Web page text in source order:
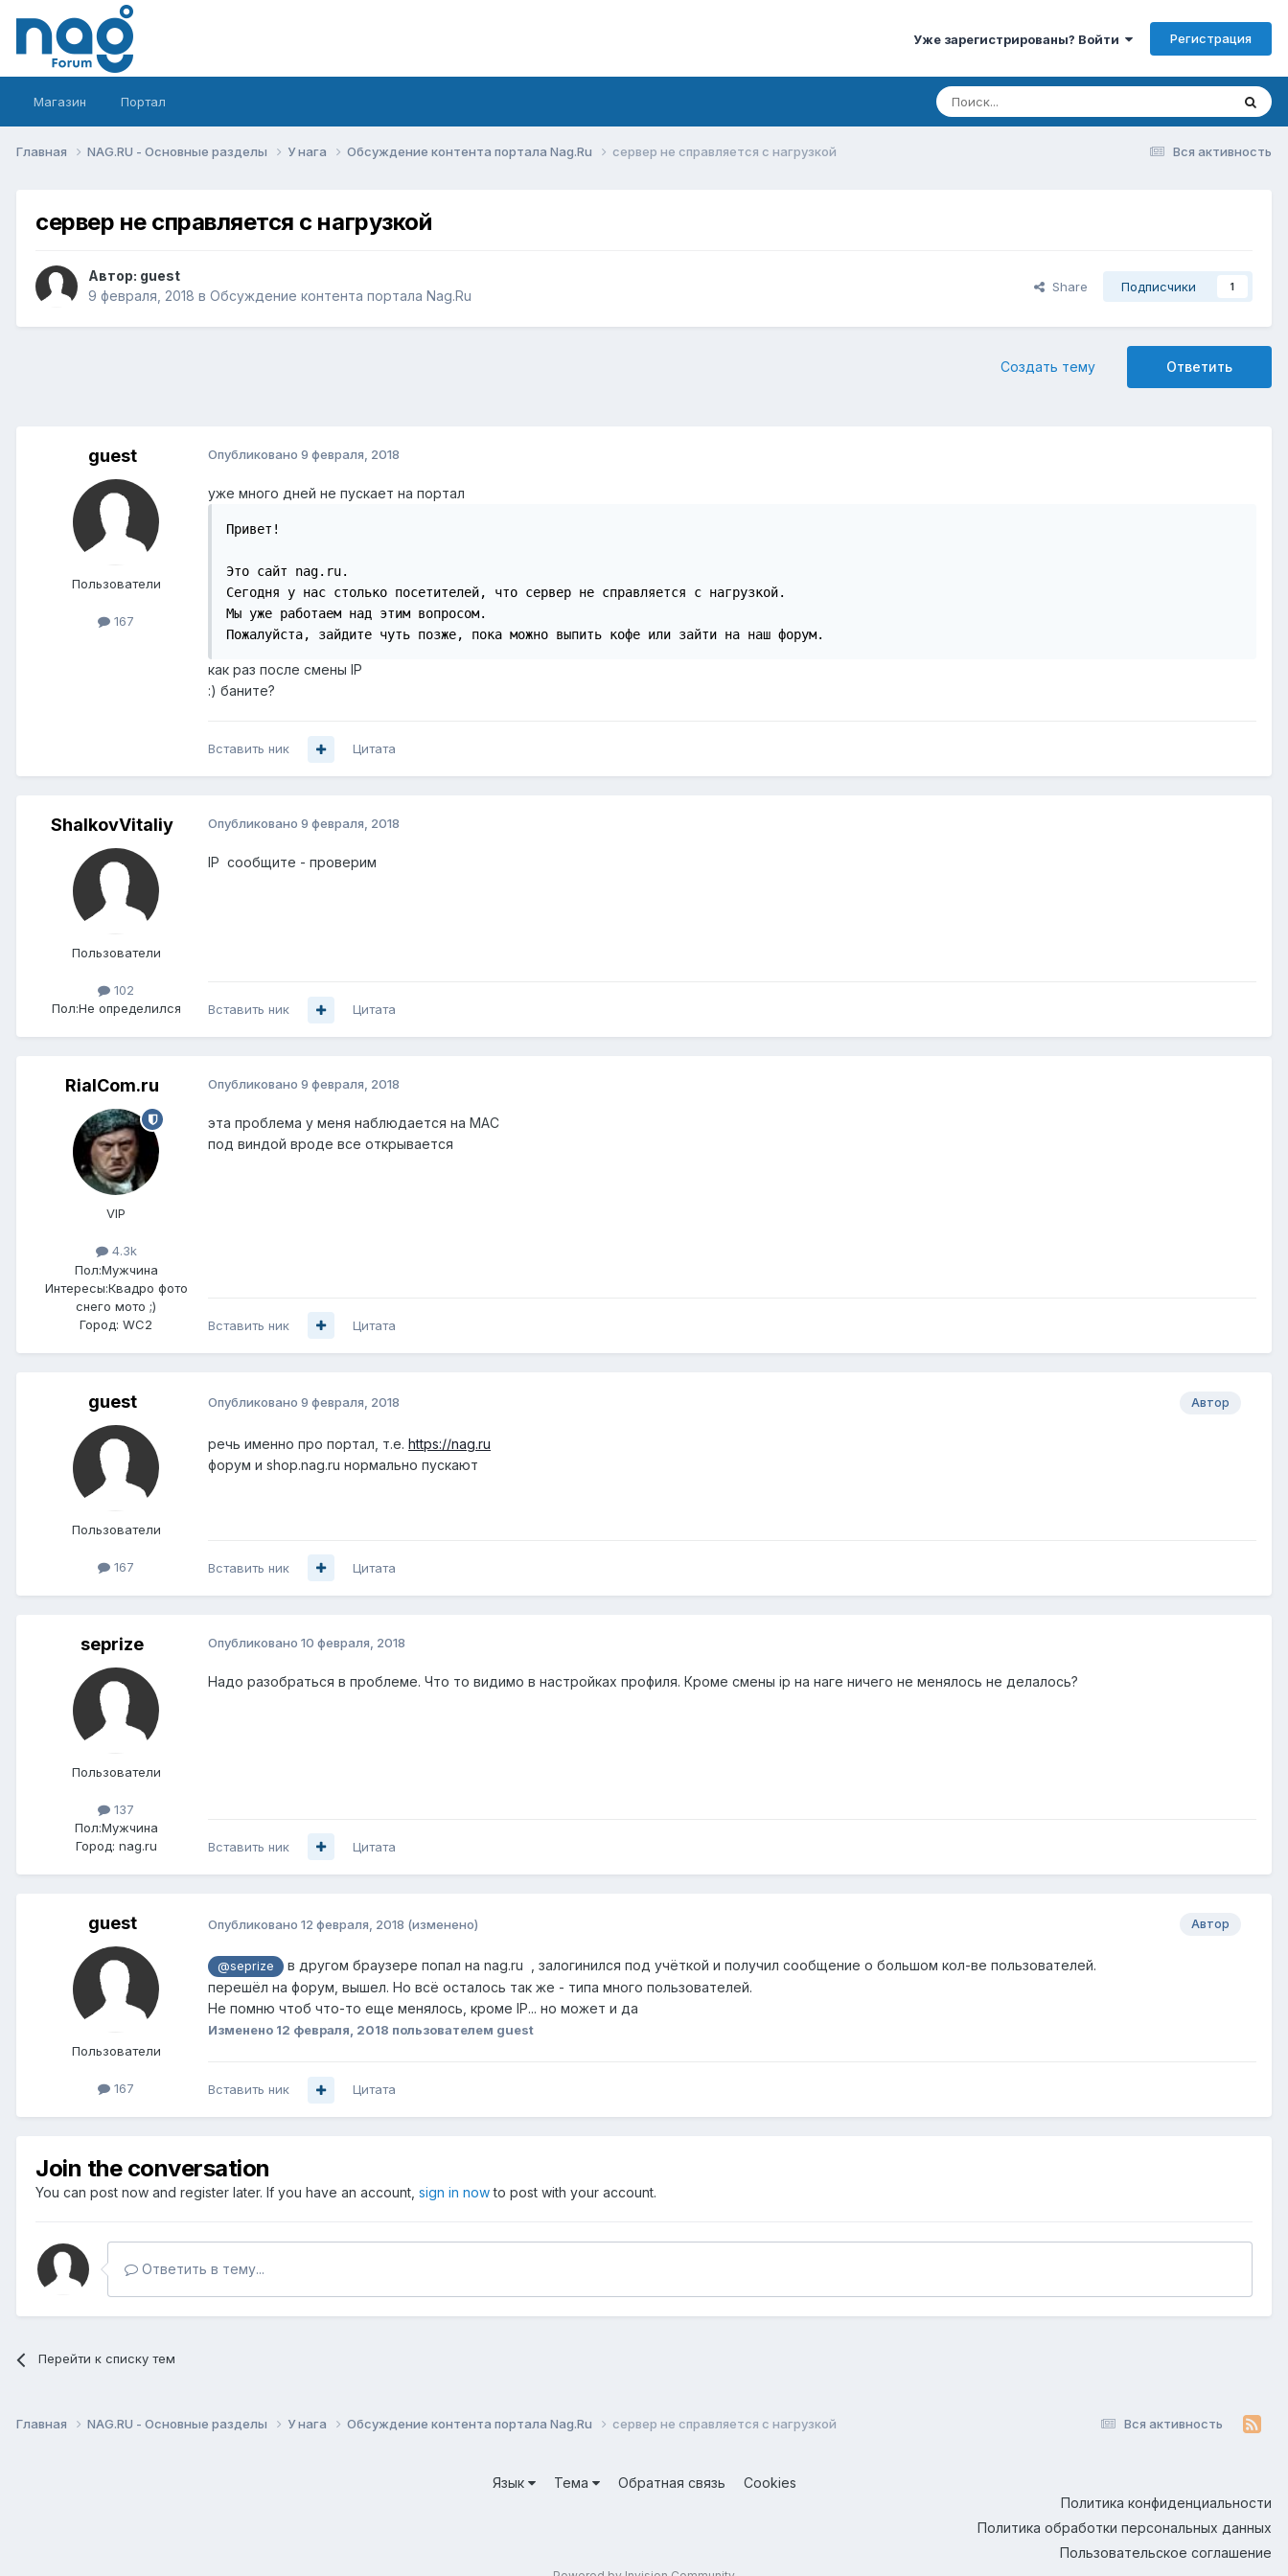
Уже зарегистрированы? Войти Регистрация
Магазин Портал
Вся активность
Главная NAG.RU - Основные разделы У нага Обсуждение контента портала Nag.Ru сервер не справляется с нагрузкой
сервер не справляется с нагрузкой
Автор: guеst
9 февраля, 2018 в Обсуждение контента портала Nag.Ru
Share Подписчики 1
Ответить
Создать тему
guеst
Пользователи
167
Опубликовано 9 февраля, 2018
уже много дней не пускает на портал
Привет!
Это сайт nag.ru.
Сегодня у нас столько посетителей, что сервер не справляется с нагрузкой.
Мы уже работаем над этим вопросом.
Пожалуйста, зайдите чуть позже, пока можно выпить кофе или зайти на наш форум.
как раз после смены IP
:) баните?
Вставить ник Цитата
ShalkovVitaliy
Пользователи
102
Пол:Не определился
Опубликовано 9 февраля, 2018
IP сообщите - проверим
Вставить ник Цитата
RialCom.ru
VIP
4.3k
Пол:Мужчина
Интересы:Квадро фото
снего мото ;)
Город: WC2
Опубликовано 9 февраля, 2018
эта проблема у меня наблюдается на МАС
под виндой вроде все открывается
Вставить ник Цитата
guеst
Пользователи
167
Автор
Опубликовано 9 февраля, 2018
речь именно про портал, т.е. https://nag.ru
форум и shop.nag.ru нормально пускают
Вставить ник Цитата
seprize
Пользователи
137
Пол:Мужчина
Город: nag.ru
Опубликовано 10 февраля, 2018
Надо разобраться в проблеме. Что то видимо в настройках профиля. Кроме смены ip на наге ничего не менялось не делалось?
Вставить ник Цитата
guеst
Пользователи
167
Автор
Опубликовано 12 февраля, 2018 (изменено)
@seprize
в другом браузере попал на nag.ru , залогинился под учёткой и получил сообщение о большом кол-ве пользователей.
перешёл на форум, вышел. Но всё осталось так же - типа много пользователей.
Не помню чтоб что-то еще менялось, кроме IP... но может и да
Изменено 12 февраля, 2018 пользователем guеst
Вставить ник Цитата
Join the conversation
You can post now and register later. If you have an account, sign in nowto post with your account.
Ответить в тему...
Перейти к списку тем
Вся активность
Главная NAG.RU - Основные разделы У нага Обсуждение контента портала Nag.Ru сервер не справляется с нагрузкой
Язык Тема Обратная связь
Cookies
Политика конфиденциальности
Политика обработки персональных данных
Пользовательское соглашение